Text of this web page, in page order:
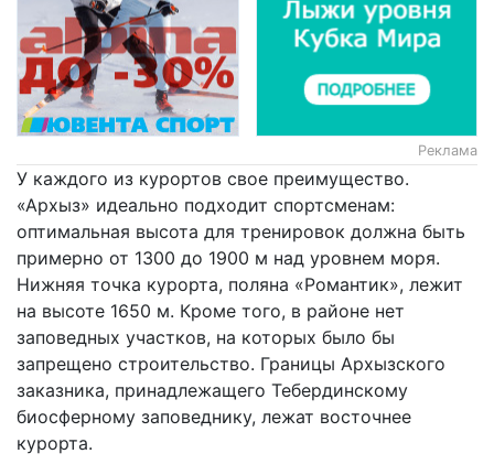
Реклама
У каждого из курортов свое преимущество.
«Архыз» идеально подходит спортсменам:
оптимальная высота для тренировок должна быть
примерно от 1300 до 1900 м над уровнем моря.
Нижняя точка курорта, поляна «Романтик», лежит
на высоте 1650 м. Кроме того, в районе нет
заповедных участков, на которых было бы
запрещено строительство. Границы Архызского
заказника, принадлежащего Тебердинскому
биосферному заповеднику, лежат восточнее
курорта.